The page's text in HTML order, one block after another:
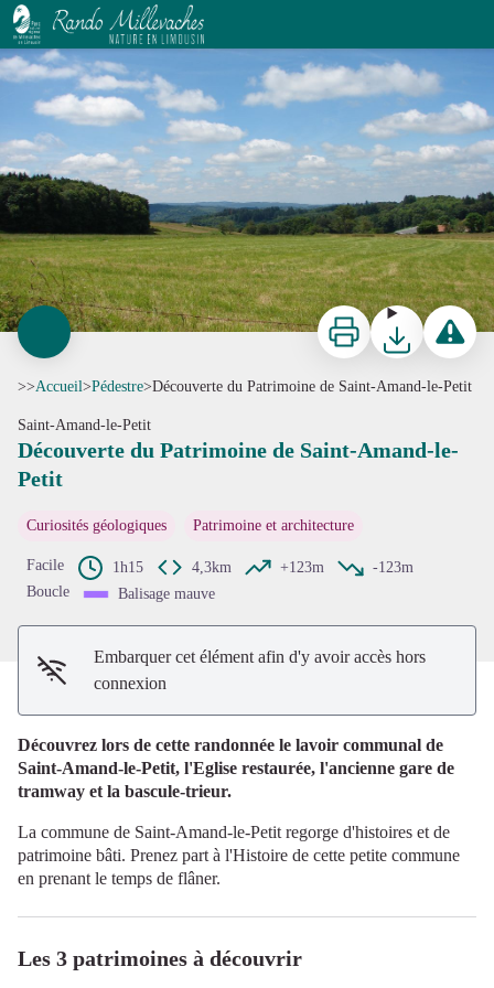
Découverte du Patrimoine de Saint-Amand-le-Petit
CC Portes de Vassivière
ImprimerTéléchargerSignaler
>>Accueil>Pédestre>Découverte du Patrimoine de Saint-Amand-le-Petit
Saint-Amand-le-Petit
Découverte du Patrimoine de Saint-Amand-le-
Petit
Curiosités géologiques Patrimoine et architecture
Facile 1h15 4,3km +123m
-123m
Boucle
Balisage mauve
Embarquer cet élément afin d'y avoir accès hors
connexion
Découvrez lors de cette randonnée le lavoir communal de
Saint-Amand-le-Petit, l'Eglise restaurée, l'ancienne gare de
tramway et la bascule-trieur.
La commune de Saint-Amand-le-Petit regorge d'histoires et de
patrimoine bâti. Prenez part à l'Histoire de cette petite commune
en prenant le temps de flâner.
Les 3 patrimoines à découvrir